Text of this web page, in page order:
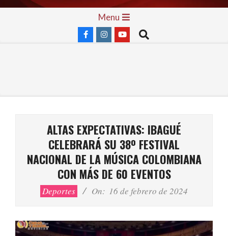
Skip
Menu
Search
ALTAS EXPECTATIVAS: IBAGUÉ
CELEBRARÁ SU 38º FESTIVAL
NACIONAL DE LA MÚSICA COLOMBIANA
CON MÁS DE 60 EVENTOS
Deportes On: 16 de febrero de 2024